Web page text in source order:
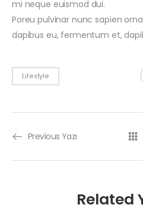
mi neque euismod dui.
Poreu pulvinar nunc sapien
dapibus eu, fermentum et,
Lifestyle
Previous Yazı
Related